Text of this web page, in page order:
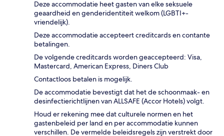
Deze accommodatie heet gasten van elke seksuele
geaardheid en genderidentiteit welkom (LGBTI+-
vriendelijk).
Deze accommodatie accepteert creditcards en contante
betalingen.
De volgende creditcards worden geaccepteerd: Visa,
Mastercard, American Express, Diners Club
Contactloos betalen is mogelijk.
De accommodatie bevestigt dat het de schoonmaak- en
desinfectierichtlijnen van ALLSAFE (Accor Hotels) volgt.
Houd er rekening mee dat culturele normen en het
gastenbeleid per land en per accommodatie kunnen
verschillen. De vermelde beleidsregels zijn verstrekt door